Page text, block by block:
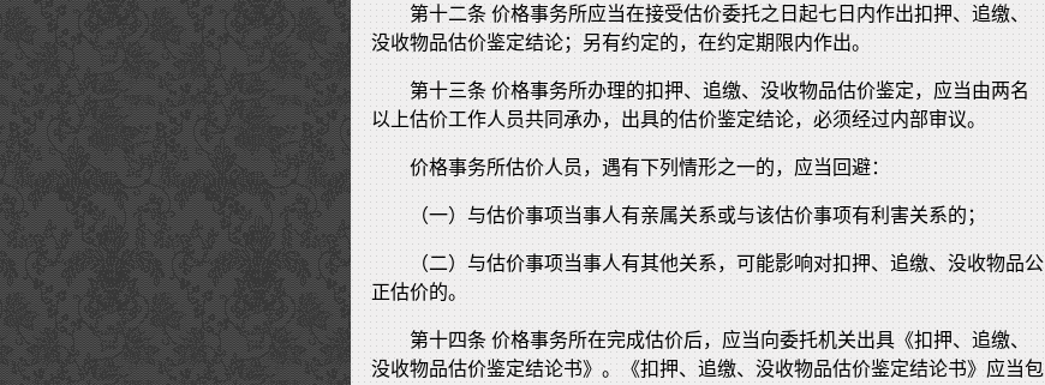
第十二条 价格事务所应当在接受估价委托之日起七日内作出扣押、追缴、
没收物品估价鉴定结论；另有约定的，在约定期限内作出。
第十三条 价格事务所办理的扣押、追缴、没收物品估价鉴定，应当由两名
以上估价工作人员共同承办，出具的估价鉴定结论，必须经过内部审议。
价格事务所估价人员，遇有下列情形之一的，应当回避：
（一）与估价事项当事人有亲属关系或与该估价事项有利害关系的；
（二）与估价事项当事人有其他关系，可能影响对扣押、追缴、没收物品公
正估价的。
第十四条 价格事务所在完成估价后，应当向委托机关出具《扣押、追缴、
没收物品估价鉴定结论书》。《扣押、追缴、没收物品估价鉴定结论书》应当包